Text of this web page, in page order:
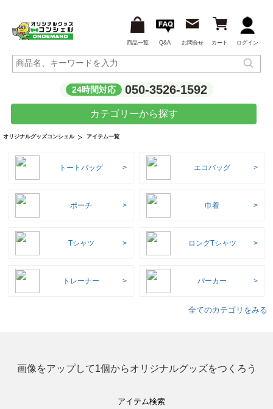
商品一覧 Q&A お問合せ カート ログイン
24時間対応 050-3526-1592
カテゴリーから探す
オリジナルグッズコンシェル アイテム一覧
トートバッグ エコバッグ
ポーチ 巾着
Tシャツ ロングTシャツ
トレーナー パーカー
全てのカテゴリをみる
画像をアップして1個からオリジナルグッズをつくろう
アイテム検索